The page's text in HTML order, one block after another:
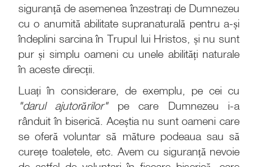
siguranță de asemenea înzestrați de Dumnezeu
cu o anumită abilitate supranaturală pentru a-și
îndeplini sarcina în Trupul lui Hristos, și nu sunt
pur și simplu oameni cu unele abilități naturale
în aceste direcții.
Luați în considerare, de exemplu, pe cei cu
"darul ajutorărilor"pe care Dumnezeu i-a
rânduit în biserică. Aceștia nu sunt oameni care
se oferă voluntar să măture podeaua sau să
curețe toaletele, etc. Avem cu siguranță nevoie